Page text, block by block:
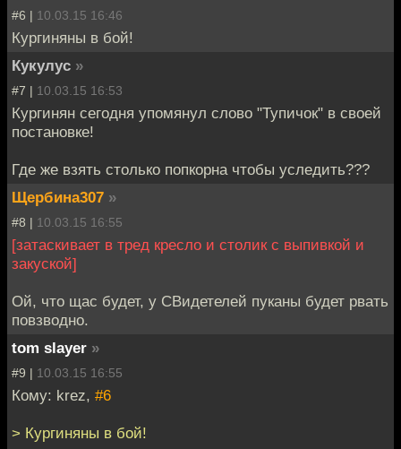
#6 | 10.03.15 16:46
Кургиняны в бой!
Кукулус »
#7 | 10.03.15 16:53
Кургинян сегодня упомянул слово "Тупичок" в своей
постановке!
Где же взять столько попкорна чтобы уследить???
Щербина307 »
#8 | 10.03.15 16:55
[затаскивает в тред кресло и столик с выпивкой и
закуской]
Ой, что щас будет, у СВидетелей пуканы будет рвать
повзводно.
tom slayer »
#9 | 10.03.15 16:55
Кому: krez, #6
> Кургиняны в бой!